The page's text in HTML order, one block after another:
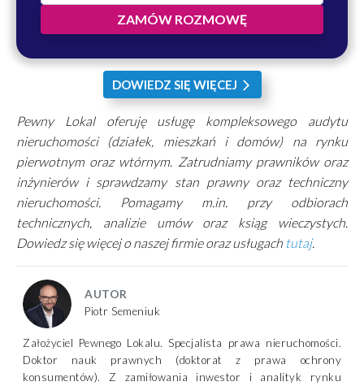
ZAMÓW ROZMOWĘ
DOWIEDZ SIĘ WIĘCEJ arrow_forward_ios
Pewny Lokal oferuję usługę kompleksowego audytu
nieruchomości (działek, mieszkań i domów) na rynku
pierwotnym oraz wtórnym. Zatrudniamy prawników oraz
inżynierów i sprawdzamy stan prawny oraz techniczny
nieruchomości. Pomagamy m.in. przy odbiorach
technicznych, analizie umów oraz ksiąg wieczystych.
Dowiedz się więcej o naszej firmie oraz usługach tutaj.
AUTOR
Piotr Semeniuk
Założyciel Pewnego Lokalu. Specjalista prawa nieruchomości.
Doktor nauk prawnych (doktorat z prawa ochrony
konsumentów). Z zamiłowania inwestor i analityk rynku